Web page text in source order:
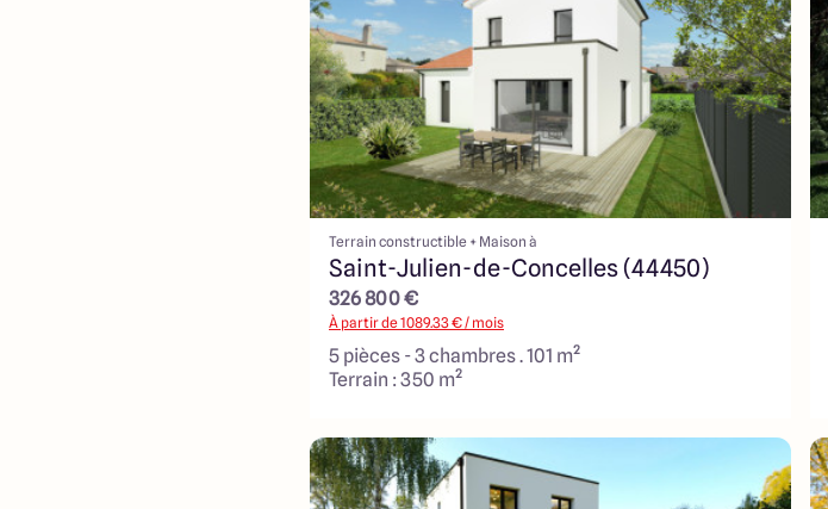
Terrain constructible + Maison à
Saint-Julien-de-Concelles (44450)
326 800 €
À partir de1089.33€ / mois
5 pièces - 3 chambres . 101 m²
Terrain : 350 m²